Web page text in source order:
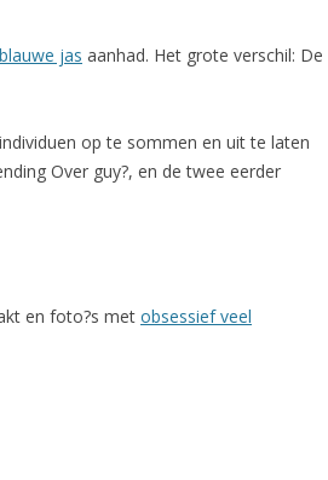
jas aanhad. Het grote verschil: De
op te sommen en uit te laten
Over guy?, en de twee eerder
en foto?s met obsessief veel